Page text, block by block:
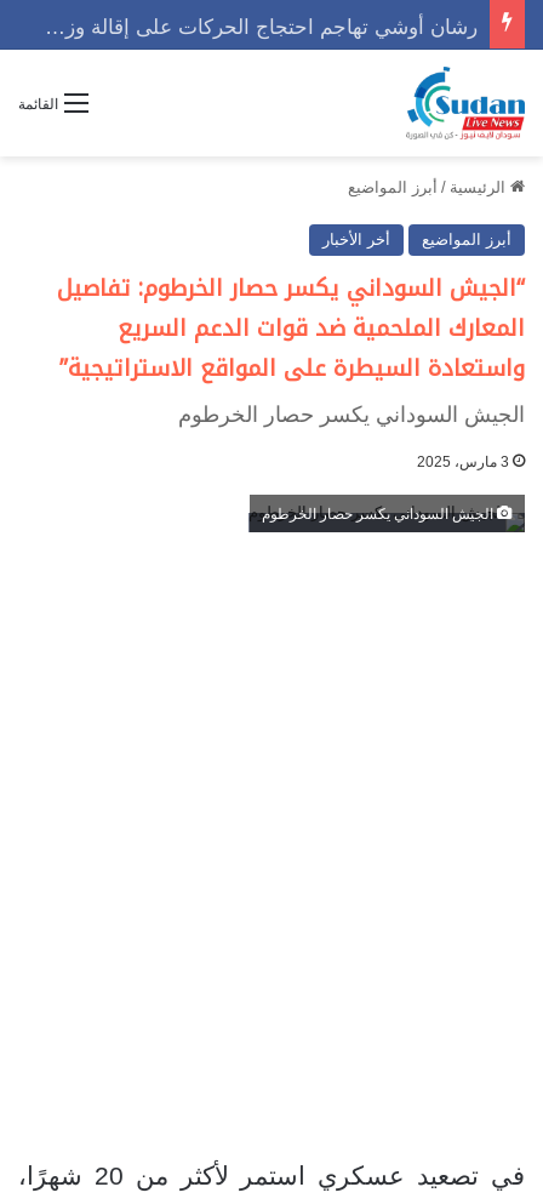
القائمة
الرئيسية / أبرز المواضيع
أبرز المواضيع أخر الأخبار
“الجيش السوداني يكسر حصار الخرطوم: تفاصيل
المعارك الملحمية ضد قوات الدعم السريع
واستعادة السيطرة على المواقع الاستراتيجية”
الجيش السوداني يكسر حصار الخرطوم
3 مارس، 2025
الجيش السوداني يكسر حصار الخرطوم
في تصعيد عسكري استمر لأكثر من 20 شهرًا،